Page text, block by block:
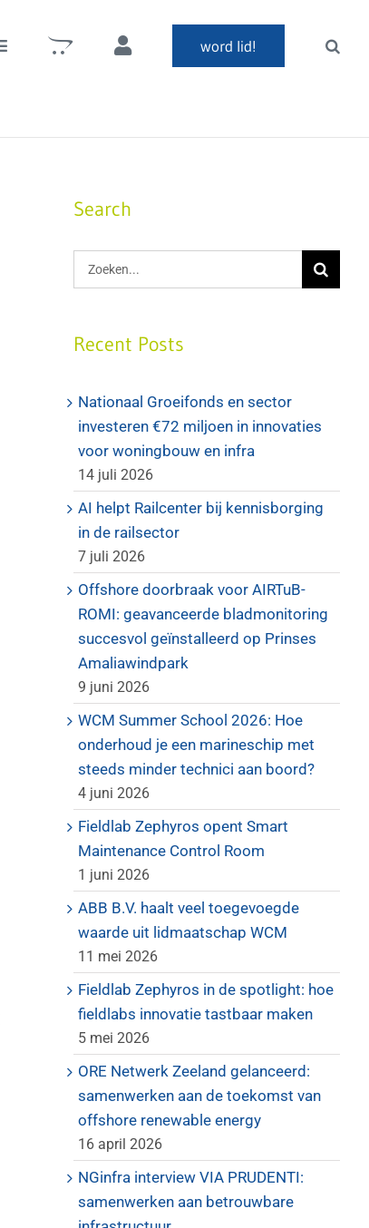
word lid!
Search
Zoeken
naar:
Recent Posts
Nationaal Groeifonds en sector
investeren €72 miljoen in innovaties
voor woningbouw en infra
14 juli 2026
AI helpt Railcenter bij kennisborging
in de railsector
7 juli 2026
Offshore doorbraak voor AIRTuB-
ROMI: geavanceerde bladmonitoring
succesvol geïnstalleerd op Prinses
Amaliawindpark
9 juni 2026
WCM Summer School 2026: Hoe
onderhoud je een marineschip met
steeds minder technici aan boord?
4 juni 2026
Fieldlab Zephyros opent Smart
Maintenance Control Room
1 juni 2026
ABB B.V. haalt veel toegevoegde
waarde uit lidmaatschap WCM
11 mei 2026
Fieldlab Zephyros in de spotlight: hoe
fieldlabs innovatie tastbaar maken
5 mei 2026
ORE Netwerk Zeeland gelanceerd:
samenwerken aan de toekomst van
offshore renewable energy
16 april 2026
NGinfra interview VIA PRUDENTI:
samenwerken aan betrouwbare